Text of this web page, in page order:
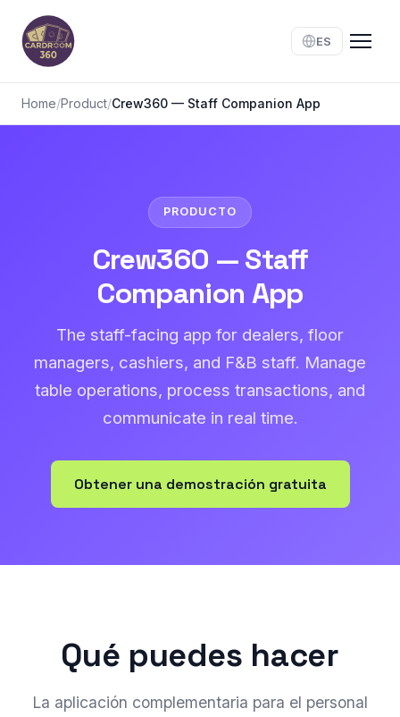
ES
Home/Product/Crew360 — Staff Companion App
PRODUCTO
Crew360 — Staff
Companion App
The staff-facing app for dealers, floor
managers, cashiers, and F&B staff. Manage
table operations, process transactions, and
communicate in real time.
Obtener una demostración gratuita
Qué puedes hacer
La aplicación complementaria para el personal